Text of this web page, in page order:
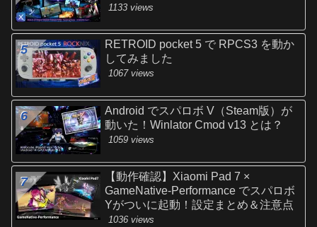
1133 views
RETROID pocket 5 で RPCS3 を動か
してみました
1067 views
Android でスパロボ V（Steam版）が
動いた！Winlator Cmod v13 とは？
1059 views
【動作確認】Xiaomi Pad 7 ×
GameNative-Performance でスパロボ
Yがついに起動！設定まとめ＆注意点
1036 views